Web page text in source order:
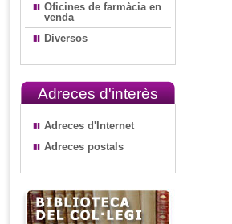
Oficines de farmàcia en
venda
Diversos
Adreces d'interès
Adreces d'Internet
Adreces postals